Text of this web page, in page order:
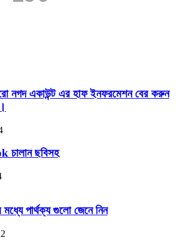
নগদ একাউন্ট এর হাফ ইনফরমেশন বের করুন
চালান ছবিসহ
পার্থক্য গুলো জেনে নিন